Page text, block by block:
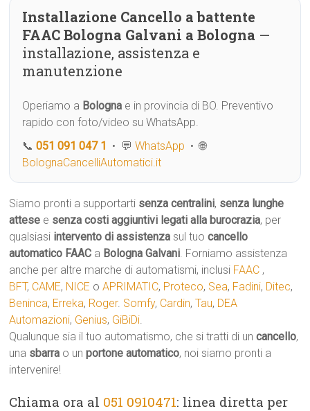
Installazione Cancello a battente
FAAC Bologna Galvani a Bologna —
installazione, assistenza e
manutenzione
Operiamo a Bologna e in provincia di BO. Preventivo
rapido con foto/video su WhatsApp.
📞051 091 047 1 • 💬WhatsApp • 🌐
BolognaCancelliAutomatici.it
Siamo pronti a supportarti senza centralini, senza lunghe
attese e senza costi aggiuntivi legati alla burocrazia, per
qualsiasi intervento di assistenza sul tuocancello
automatico FAAC a Bologna Galvani. Forniamo assistenza
anche per altre marche di automatismi, inclusi FAAC ,
BFT, CAME, NICE oAPRIMATIC, Proteco, Sea, Fadini, Ditec,
Beninca, Erreka, Roger. Somfy, Cardin,Tau, DEA
Automazioni, Genius, GiBiDi.
Qualunque sia il tuo automatismo, che si tratti di uncancello,
una sbarra o unportone automatico, noi siamo pronti a
intervenire!
Chiama ora al 051 0910471: linea diretta per